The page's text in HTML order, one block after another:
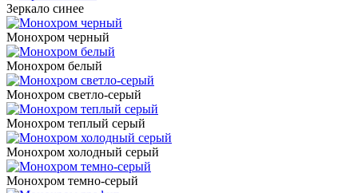
Зеркало синее
Монохром черный
Монохром белый
Монохром светло-серый
Монохром теплый серый
Монохром холодный серый
Монохром темно-серый